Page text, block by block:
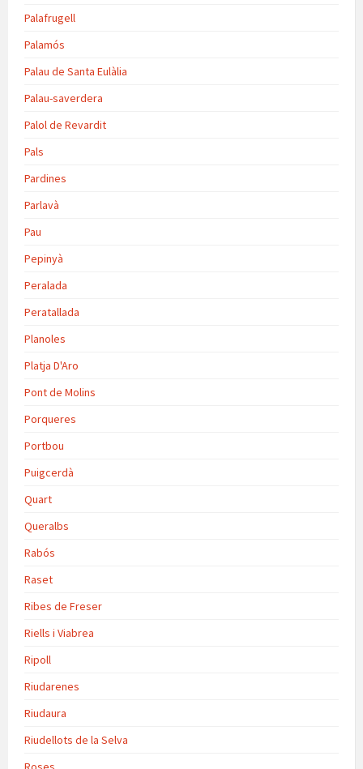
Palafrugell
Palamós
Palau de Santa Eulàlia
Palau-saverdera
Palol de Revardit
Pals
Pardines
Parlavà
Pau
Pepinyà
Peralada
Peratallada
Planoles
Platja D'Aro
Pont de Molins
Porqueres
Portbou
Puigcerdà
Quart
Queralbs
Rabós
Raset
Ribes de Freser
Riells i Viabrea
Ripoll
Riudarenes
Riudaura
Riudellots de la Selva